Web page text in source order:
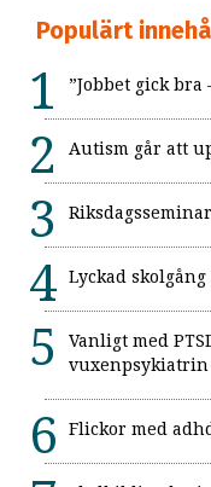
Populärt
”Jobbet gick bra
Autism går att
Lyckad
Vanligt med
vuxenpsykiatrin
Flickor med